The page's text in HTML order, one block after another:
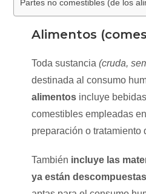
Partes no comestibles (de los
Alimentos
Toda sustancia(cruda,
destinada al consumo
alimentos incluye
comestibles empleadas
preparación o tratamiento
También incluye las
ya están descompuestas